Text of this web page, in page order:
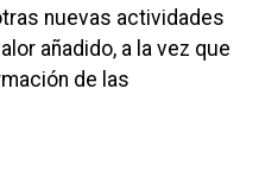
nuevas actividades
añadido, a la vez que
de las